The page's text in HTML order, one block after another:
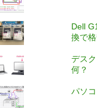
Dell
換で
デス
何？
パソ